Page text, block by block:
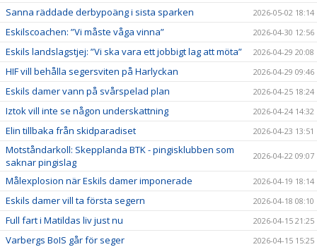
Sanna räddade derbypoäng i sista sparken 2026-05-02 18:14
Eskilscoachen: ”Vi måste våga vinna” 2026-04-30 12:56
Eskils landslagstjej: ”Vi ska vara ett jobbigt lag att möta” 2026-04-29 20:08
HIF vill behålla segersviten på Harlyckan 2026-04-29 09:46
Eskils damer vann på svårspelad plan 2026-04-25 18:24
Iztok vill inte se någon underskattning 2026-04-24 14:32
Elin tillbaka från skidparadiset 2026-04-23 13:51
Motståndarkoll: Skepplanda BTK - pingisklubben som
saknar pingislag
2026-04-22 09:07
Målexplosion när Eskils damer imponerade 2026-04-19 18:14
Eskils damer vill ta första segern 2026-04-18 08:10
Full fart i Matildas liv just nu 2026-04-15 21:25
Varbergs BoIS går för seger 2026-04-15 15:25